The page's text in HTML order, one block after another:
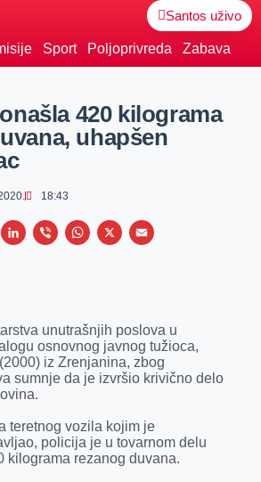
Santos uživo
Sport Poljoprivreda Zabava
420 kilograma
uhapšen
18:43
n
L
e
d
I
V
r
W
s
A
p
X
E
l
unutrašnjih poslova u
osnovnog javnog tužioca,
iz Zrenjanina, zbog
sumnje da je izvršio krivično delo
teretnog vozila kojim je
policija je u tovarnom delu
kilograma rezanog duvana.